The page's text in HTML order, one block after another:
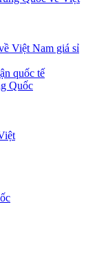
Việt Nam giá sỉ
quốc tế
Quốc